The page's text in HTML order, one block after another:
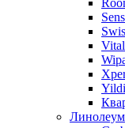
Линолеум